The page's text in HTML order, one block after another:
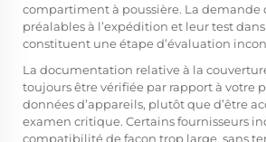
compartiment à poussière. La demande
préalables à l’expédition et leur test
constituent une étape d’évaluation
La documentation relative à la
toujours être vérifiée par rapport à votre
données d’appareils, plutôt que d’être
examen critique. Certains fournisseurs
compatibilité de façon trop large, sans